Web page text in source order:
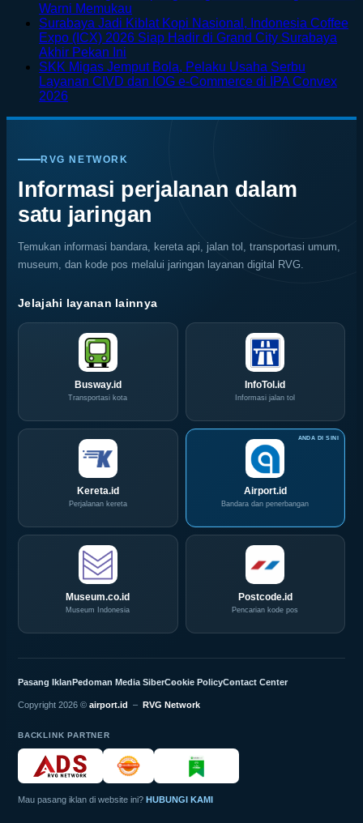
Petualangan
Bali
Rafting
di
Ubud
Furnitur
Kayu
Keropos?
Kenali
Cara
Warni Memukau
Comments
on
Bunga
di
Pemandangan
Surabaya Jadi Kiblat Kopi Nasional, Indonesia Coffee
Expo (ICX) 2026 Siap Hadir di Grand City Surabaya
Akhir Pekan Ini
Comments
on
Kiblat
Nasional,
Indonesia
Coffee
Expo
(ICX)
2026
Siap
Hadir
di
City
Surabaya
Akhir
SKK Migas Jemput Bola, Pelaku Usaha Serbu
Layanan CIVD dan IOG e-Commerce di IPA Convex
2026No
on
Migas
Jemput
Bola,
Pelaku
Usaha
Serbu
Layanan
CIVD
dan
e-
Commerce
di
IPA
Convex
2026
RVG NETWORK
Informasi perjalanan dalam
satu jaringan
Temukan informasi bandara, kereta api, jalan tol, transportasi umum,
museum, dan kode pos melalui jaringan layanan digital RVG.
Jelajahi layanan lainnya
Busway.id
Transportasi kota
InfoTol.id
Informasi jalan tol
Kereta.id
Perjalanan kereta
Airport.id
Bandara dan penerbangan
Museum.co.id
Museum Indonesia
Postcode.id
Pencarian kode pos
Pasang Iklan Pedoman Media SiberCookie PolicyContact Center
Copyright 2026 © airport.id – RVG Network
BACKLINK PARTNER
Mau pasang iklan di website ini? HUBUNGI KAMI